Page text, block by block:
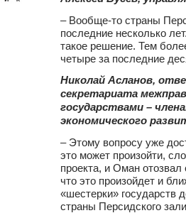
– Вообще-то страны
последние несколько
такое решение. Тем
четыре за последние
Николай Асланов,
секретариата
государствами –
экономического
– Этому вопросу уже
это может произойти,
проекта, и Оман
что это произойдет и
«шестерки» государств
страны Персидского